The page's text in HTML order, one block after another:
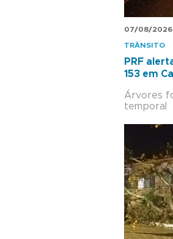
07/08/2026
TRÂNSITO
PRF
153 em
Árvores
temporal